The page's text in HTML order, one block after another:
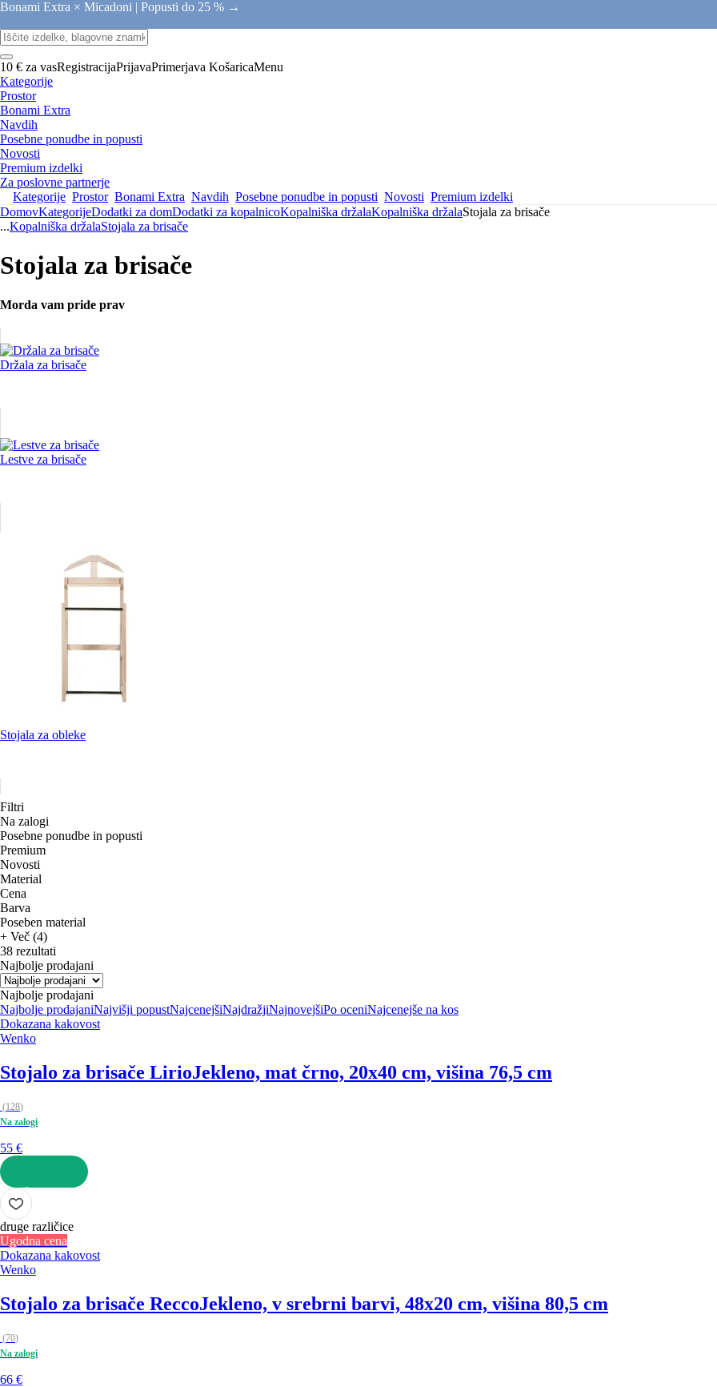
Bonami Extra × Micadoni | Popusti do 25 % →
10 € za vasRegistracijaPrijavaPrimerjava KošaricaMenu
Kategorije
Prostor
Bonami Extra
Navdih
Posebne ponudbe in popusti
Novosti
Premium izdelki
Za poslovne partnerje
Kategorije Prostor Bonami Extra Navdih Posebne ponudbe in popusti Novosti Premium izdelki
DomovKategorijeDodatki za domDodatki za kopalnicoKopalniška držalaKopalniška držalaStojala za brisače
...Kopalniška držalaStojala za brisače
Stojala za brisače
Morda vam pride prav
Držala za brisače
Lestve za brisače
Stojala za obleke
Filtri
Na zalogi
Posebne ponudbe in popusti
Premium
Novosti
Material
Cena
Barva
Poseben material
+ Več (4)
38 rezultati
Najbolje prodajani
Najbolje prodajani
Najbolje prodajaniNajvišji popustNajcenejšiNajdražjiNajnovejšiPo oceniNajcenejše na kos
Dokazana kakovost
Wenko
Stojalo za brisače LirioJekleno, mat črno, 20x40 cm, višina 76,5 cm
(128)
Na zalogi
55 €
V KOŠARICO
druge različice
Ugodna cena
Dokazana kakovost
Wenko
Stojalo za brisače ReccoJekleno, v srebrni barvi, 48x20 cm, višina 80,5 cm
(70)
Na zalogi
66 €